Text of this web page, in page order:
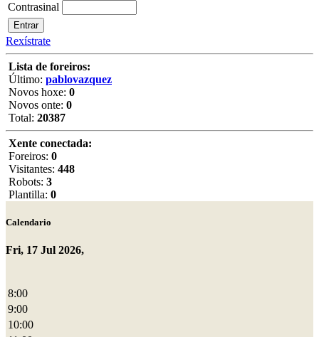
Contrasinal
Rexístrate
Lista de foreiros:
Último: pablovazquez
Novos hoxe: 0
Novos onte: 0
Total: 20387
Xente conectada:
Foreiros: 0
Visitantes: 448
Robots: 3
Plantilla: 0
Calendario
Fri, 17 Jul 2026,
8:00
9:00
10:00